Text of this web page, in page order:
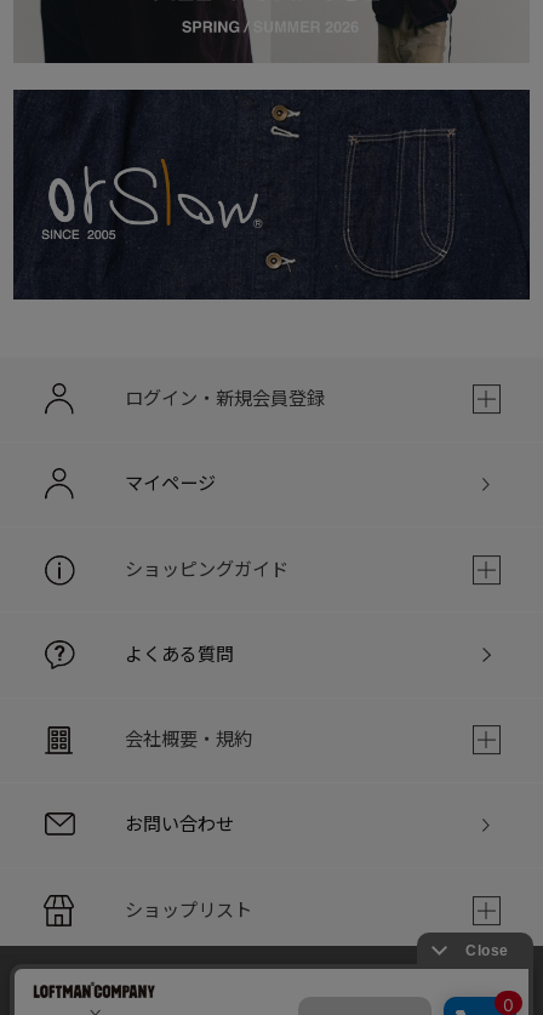
ログイン・新規会員登録
マイページ
ショッピングガイド
よくある質問
会社概要・規約
お問い合わせ
ショップリスト
PC版サイト
当サイトでは利用体験の向上およびコンテンツの最適な提供、ト
ラフィックの分析を目的としてCookieを使用しています。